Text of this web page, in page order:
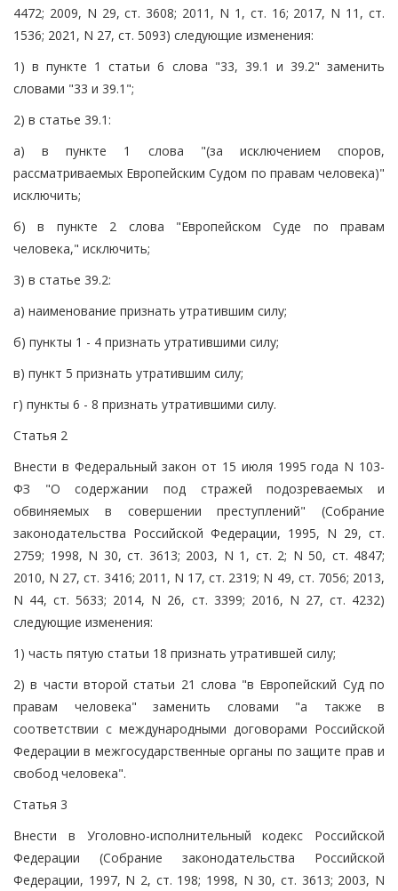
4472; 2009, N 29, ст. 3608; 2011, N 1, ст. 16; 2017, N 11, ст.
1536; 2021, N 27, ст. 5093) следующие изменения:
1) в пункте 1 статьи 6 слова "33, 39.1 и 39.2" заменить
словами "33 и 39.1";
2) в статье 39.1:
а) в пункте 1 слова "(за исключением споров,
рассматриваемых Европейским Судом по правам человека)"
исключить;
б) в пункте 2 слова "Европейском Суде по правам
человека," исключить;
3) в статье 39.2:
а) наименование признать утратившим силу;
б) пункты 1 - 4 признать утратившими силу;
в) пункт 5 признать утратившим силу;
г) пункты 6 - 8 признать утратившими силу.
Статья 2
Внести в Федеральный закон от 15 июля 1995 года N 103-
ФЗ "О содержании под стражей подозреваемых и
обвиняемых в совершении преступлений" (Собрание
законодательства Российской Федерации, 1995, N 29, ст.
2759; 1998, N 30, ст. 3613; 2003, N 1, ст. 2; N 50, ст. 4847;
2010, N 27, ст. 3416; 2011, N 17, ст. 2319; N 49, ст. 7056; 2013,
N 44, ст. 5633; 2014, N 26, ст. 3399; 2016, N 27, ст. 4232)
следующие изменения:
1) часть пятую статьи 18 признать утратившей силу;
2) в части второй статьи 21 слова "в Европейский Суд по
правам человека" заменить словами "а также в
соответствии с международными договорами Российской
Федерации в межгосударственные органы по защите прав и
свобод человека".
Статья 3
Внести в Уголовно-исполнительный кодекс Российской
Федерации (Собрание законодательства Российской
Федерации, 1997, N 2, ст. 198; 1998, N 30, ст. 3613; 2003, N